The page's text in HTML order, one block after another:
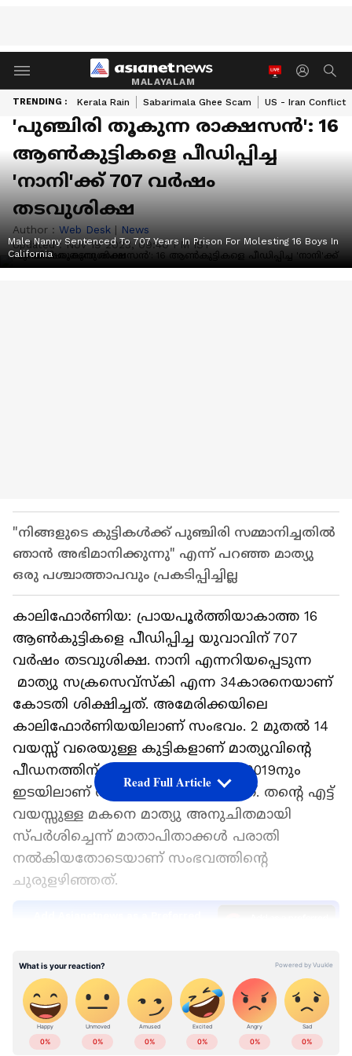
MALAYALAM
TRENDING : Kerala Rain Sabarimala Ghee Scam US - Iran Conflict
'പുഞ്ചിരി തൂകുന്ന രാക്ഷസന്‍': 16
ആണ്‍കുട്ടികളെ പീഡിപ്പിച്ച
'നാനി'ക്ക് 707 വര്‍ഷം
തടവുശിക്ഷ
Author : Web Desk | News
Updated :Nov 19 2023, 09:40 PM IST
Male Nanny Sentenced To 707 Years In Prison For Molesting 16 Boys In
California
"നിങ്ങളുടെ കുട്ടികൾക്ക് പുഞ്ചിരി സമ്മാനിച്ചതിൽ
ഞാൻ അഭിമാനിക്കുന്നു" എന്ന് പറഞ്ഞ മാത്യു
ഒരു പശ്ചാത്താപവും പ്രകടിപ്പിച്ചില്ല
കാലിഫോര്‍ണിയ: പ്രായപൂര്‍ത്തിയാകാത്ത 16
ആണ്‍കുട്ടികളെ പീഡിപ്പിച്ച യുവാവിന് 707
വര്‍ഷം തടവുശിക്ഷ. നാനി എന്നറിയപ്പെടുന്ന
മാത്യു സക്രസെവ്സ്കി എന്ന 34കാരനെയാണ്
കോടതി ശിക്ഷിച്ചത്. അമേരിക്കയിലെ
കാലിഫോര്‍ണിയയിലാണ് സംഭവം. 2 മുതല്‍ 14
വയസ്സ് വരെയുള്ള കുട്ടികളാണ് മാത്യുവിന്‍റെ
പീഡനത്തിന് ഇരയായത്. 2014നും 2019നും
ഇടയിലാണ് അതിക്രമങ്ങള്‍ നടന്നത്. തന്റെ എട്ട്
വയസ്സുള്ള മകനെ മാത്യു അനുചിതമായി
സ്പർശിച്ചെന്ന് മാതാപിതാക്കള്‍ പരാതി
നല്‍കിയതോടെയാണ് സംഭവത്തിന്‍റെ
ചുരുളഴിഞ്ഞത്.
വെബ്സൈറ്റിലൂടെയാണ് ഇയാള്‍ കുട്ടികളുടെ
മാതാപിതാക്കളിലേക്ക് എത്തിയിരുന്നത്.
ചൈൽഡ് കെയറിൽ ആറ് വർഷത്തിലേറെ
പരിചയമുണ്ടെന്ന് ഇയാള്‍ അവകാശപ്പെട്ടിരുന്നു.
Read Full Article